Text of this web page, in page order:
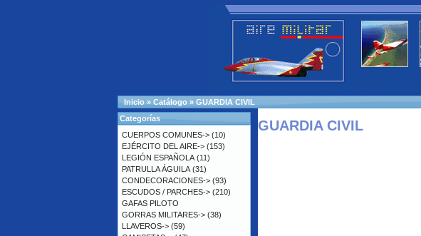
Inicio » Catálogo » GUARDIA CIVIL
GUARDIA CIVIL
Categorías
CUERPOS COMUNES-> (10)
EJÉRCITO DEL AIRE-> (153)
LEGIÓN ESPAÑOLA (11)
PATRULLA ÁGUILA (31)
CONDECORACIONES-> (93)
ESCUDOS / PARCHES-> (210)
GAFAS PILOTO
GORRAS MILITARES-> (38)
LLAVEROS-> (59)